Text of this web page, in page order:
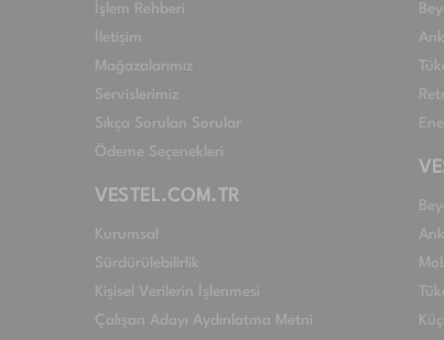
İşlem Rehberi
İletişim
Mağazalarımız
Servislerimiz
Sıkça Sorulan Sorular
Ödeme Seçenekleri
VESTEL.COM.TR
Kurumsal
Sürdürülebilirlik
Kişisel Verilerin İşlenmesi
Çalışan Adayı Aydınlatma Metni